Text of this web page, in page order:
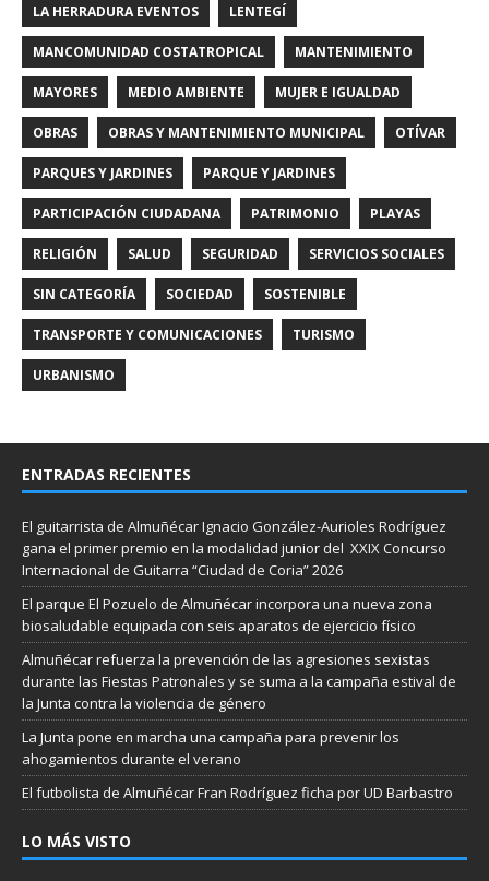
LA HERRADURA EVENTOS LENTEGÍ
MANCOMUNIDAD COSTATROPICAL MANTENIMIENTO
MAYORES MEDIO AMBIENTE MUJER E IGUALDAD
OBRAS OBRAS Y MANTENIMIENTO MUNICIPAL OTÍVAR
PARQUES Y JARDINES PARQUE Y JARDINES
PARTICIPACIÓN CIUDADANA PATRIMONIO PLAYAS
RELIGIÓN SALUD SEGURIDAD SERVICIOS SOCIALES
SIN CATEGORÍA SOCIEDAD SOSTENIBLE
TRANSPORTE Y COMUNICACIONES TURISMO
URBANISMO
ENTRADAS RECIENTES
El guitarrista de Almuñécar Ignacio González-Aurioles Rodríguez
gana el primer premio en la modalidad junior del XXIX Concurso
Internacional de Guitarra “Ciudad de Coria” 2026
El parque El Pozuelo de Almuñécar incorpora una nueva zona
biosaludable equipada con seis aparatos de ejercicio físico
Almuñécar refuerza la prevención de las agresiones sexistas
durante las Fiestas Patronales y se suma a la campaña estival de
la Junta contra la violencia de género
La Junta pone en marcha una campaña para prevenir los
ahogamientos durante el verano
El futbolista de Almuñécar Fran Rodríguez ficha por UD Barbastro
LO MÁS VISTO